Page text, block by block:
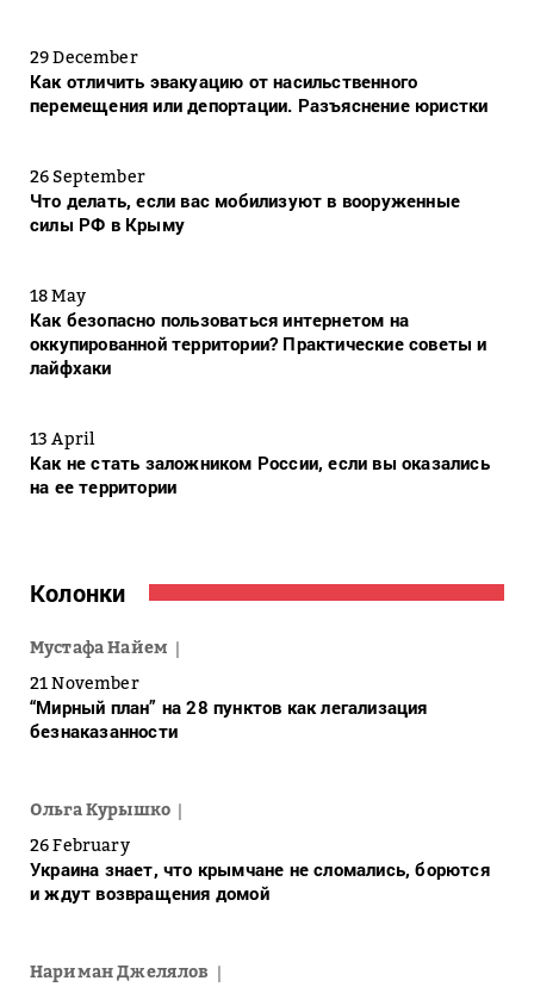
29 December
Как отличить эвакуацию от насильственного
перемещения или депортации. Разъяснение юристки
26 September
Что делать, если вас мобилизуют в вооруженные
силы РФ в Крыму
18 May
Как безопасно пользоваться интернетом на
оккупированной территории? Практические советы и
лайфхаки
13 April
Как не стать заложником России, если вы оказались
на ее территории
Колонки
Мустафа Найем
21 November
“Мирный план” на 28 пунктов как легализация
безнаказанности
Ольга Курышко
26 February
Украина знает, что крымчане не сломались, борются
и ждут возвращения домой
Нариман Джелялов